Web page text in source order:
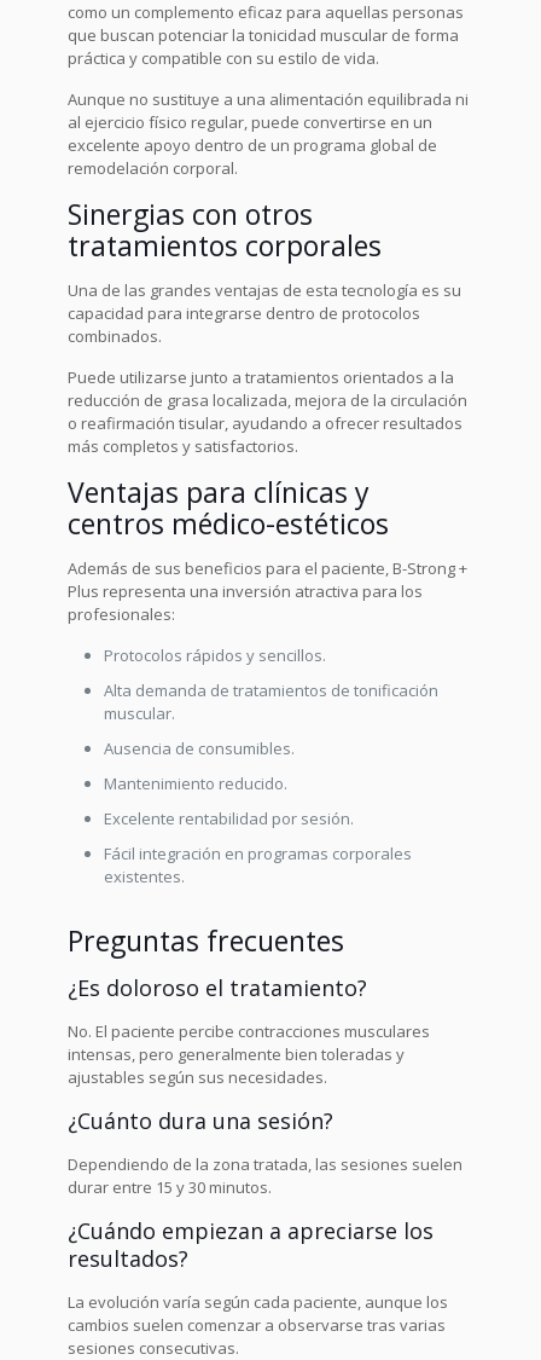
como un complemento eficaz para aquellas personas
que buscan potenciar la tonicidad muscular de forma
práctica y compatible con su estilo de vida.
Aunque no sustituye a una alimentación equilibrada ni
al ejercicio físico regular, puede convertirse en un
excelente apoyo dentro de un programa global de
remodelación corporal.
Sinergias con otros
tratamientos corporales
Una de las grandes ventajas de esta tecnología es su
capacidad para integrarse dentro de protocolos
combinados.
Puede utilizarse junto a tratamientos orientados a la
reducción de grasa localizada, mejora de la circulación
o reafirmación tisular, ayudando a ofrecer resultados
más completos y satisfactorios.
Ventajas para clínicas y
centros médico-estéticos
Además de sus beneficios para el paciente, B-Strong +
Plus representa una inversión atractiva para los
profesionales:
Protocolos rápidos y sencillos.
Alta demanda de tratamientos de tonificación
muscular.
Ausencia de consumibles.
Mantenimiento reducido.
Excelente rentabilidad por sesión.
Fácil integración en programas corporales
existentes.
Preguntas frecuentes
¿Es doloroso el tratamiento?
No. El paciente percibe contracciones musculares
intensas, pero generalmente bien toleradas y
ajustables según sus necesidades.
¿Cuánto dura una sesión?
Dependiendo de la zona tratada, las sesiones suelen
durar entre 15 y 30 minutos.
¿Cuándo empiezan a apreciarse los
resultados?
La evolución varía según cada paciente, aunque los
cambios suelen comenzar a observarse tras varias
sesiones consecutivas.